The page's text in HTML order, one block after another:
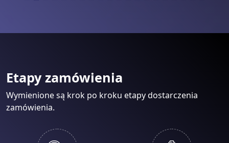
Etapy zamówienia
Wymienione są krok po kroku etapy dostarczenia
zamówienia.